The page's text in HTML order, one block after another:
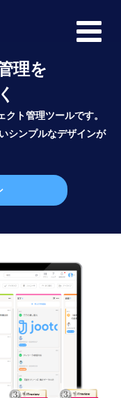
理を
ト管理ツールです。
シンプルなデザインが